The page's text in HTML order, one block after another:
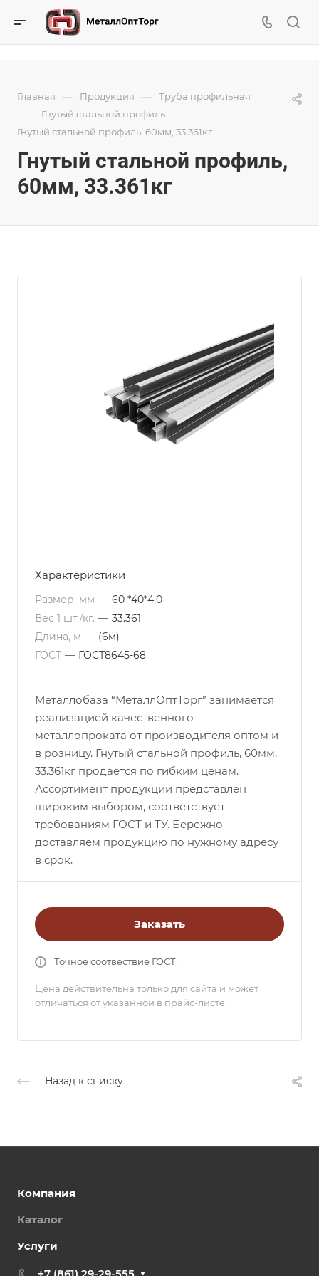
Главная — Продукция — Труба профильная
— Гнутый стальной профиль —
Гнутый стальной профиль, 60мм, 33.361кг
Гнутый стальной профиль,
60мм, 33.361кг
Характеристики
Размер, мм — 60 *40*4,0
Вес 1 шт./кг. — 33.361
Длина, м — (6м)
ГОСТ — ГОСТ8645-68
Металлобаза “МеталлОптТорг” занимается
реализацией качественного
металлопроката от производителя оптом и
в розницу. Гнутый стальной профиль, 60мм,
33.361кг продается по гибким ценам.
Ассортимент продукции представлен
широким выбором, соответствует
требованиям ГОСТ и ТУ. Бережно
доставляем продукцию по нужному адресу
в срок.
Заказать
Точное соотвествие ГОСТ.
Цена действительна только для сайта и может
отличаться от указанной в прайс-листе
Назад к списку
Компания
Каталог
Услуги